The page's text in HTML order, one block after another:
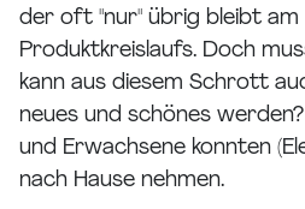
der oft "nur" übrig bleibt am
Produktkreislaufs. Doch
kann aus diesem Schrott
neues und schönes
und Erwachsene konnten
nach Hause nehmen.